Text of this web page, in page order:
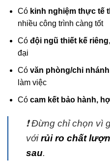
Có kinh nghiệm thực tế
nhiều công trình càng tốt
Có đội ngũ thiết kế riêng
đại
Có văn phòng/chi
làm việc
Có cam kết bảo hành,
❗ Đừng chỉ chọn vì
vớirủi ro chất
sau.